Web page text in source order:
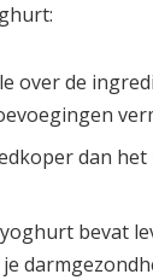
over de
dan
bevat